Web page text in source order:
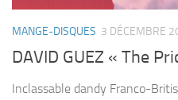
MANGE-DISQUES 3 DÉCEMBRE
DAVID GUEZ « The
Inclassable dandy Franco-